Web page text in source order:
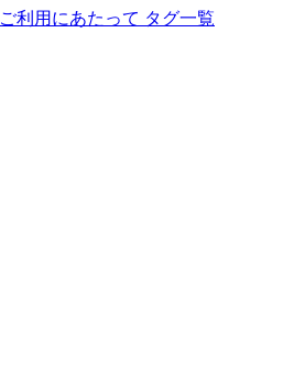
ご利用にあたって タグ一覧